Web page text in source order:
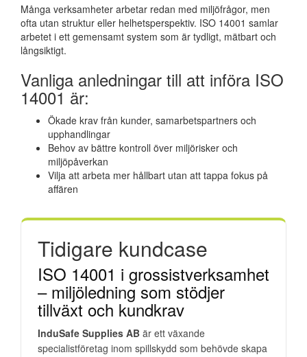
Många verksamheter arbetar redan med miljöfrågor, men
ofta utan struktur eller helhetsperspektiv. ISO 14001 samlar
arbetet i ett gemensamt system som är tydligt, mätbart och
långsiktigt.
Vanliga anledningar till att införa ISO
14001 är:
Ökade krav från kunder, samarbetspartners och
upphandlingar
Behov av bättre kontroll över miljörisker och
miljöpåverkan
Vilja att arbeta mer hållbart utan att tappa fokus på
affären
Tidigare kundcase
ISO 14001 i grossistverksamhet
– miljöledning som stödjer
tillväxt och kundkrav
InduSafe Supplies AB är ett växande
specialistföretag inom spillskydd som behövde skapa